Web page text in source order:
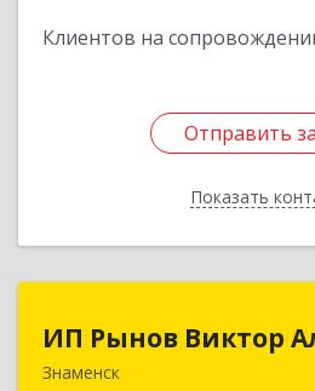
Клиентов на
Отправить
Показать
Отправить
Назад
ИП Рынов Виктор
Знаменск